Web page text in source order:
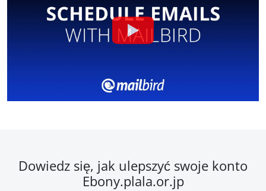
Dowiedz się, jak ulepszyć swoje konto
Ebony.plala.or.jp